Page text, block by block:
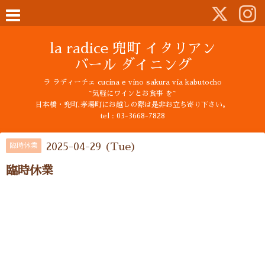
la radice 兜町 イタリアン
バール ダイニング
ラ ラディーチェ cucina e vino sakura via kabutocho
~気軽にワインとお食事 を~
日本橋・兜町,茅場町にお越しの際は是非お立ち寄り下さい。
tel : 03-3668-7828
臨時休業 2025-04-29 (Tue)
臨時休業